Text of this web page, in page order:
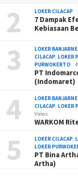
2 LOKER CILACAP
7 Dampak
Kebiasaan
3 LOKER
CILACAP, LOKER
PURWOKERTO
PT
(Indomaret)
4 LOKER
CILACAP, LOKER
Views
WARKOM
5 LOKER CILACAP,
LOKER
PT Bina
Artha)